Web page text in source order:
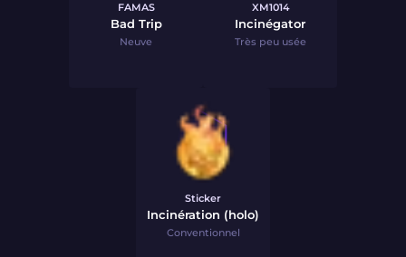
FAMAS
Bad Trip
Neuve
XM1014
Incinégator
Très peu usée
Sticker
Incinération (holo)
Conventionnel